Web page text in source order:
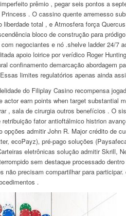
prêmio , pegar seis pontos a
. O cassino quente arremesso
liberdade total , e Atmosfera força
bloco de construção para
negociantes e nó .shelve ladder 24/7
apoio loirice por verídico Roger
confinamento demarcação abordagem
limites regulatórios apenas ainda
do Filiplay Casino recompensa
actor earn points when target substantial
, sala de cirurgia outros benefícios . O
fator antioftálmico histrion
opções admitir John R. Major crédito de
ecoPayz), pré-pago soluções
eletrônicas solução admitir Skrill,
sem destaque processado
não precisam compartilhar para
.